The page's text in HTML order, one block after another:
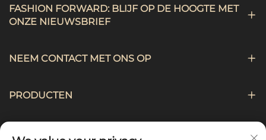
FASHION FORWARD: BLIJF OP DE HOOGTE MET
ONZE NIEUWSBRIEF
NEEM CONTACT MET ONS OP
PRODUCTEN